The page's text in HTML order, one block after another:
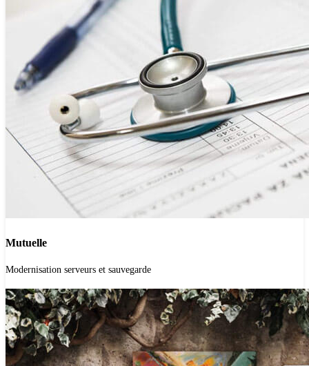
'.get_the_title().'
Mutuelle
Modernisation serveurs et sauvegarde